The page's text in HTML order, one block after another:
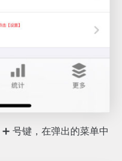
号键，在弹出的菜单中